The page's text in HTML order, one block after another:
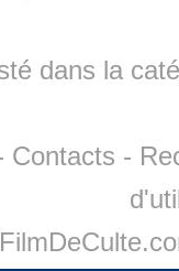
dans la
Contacts -